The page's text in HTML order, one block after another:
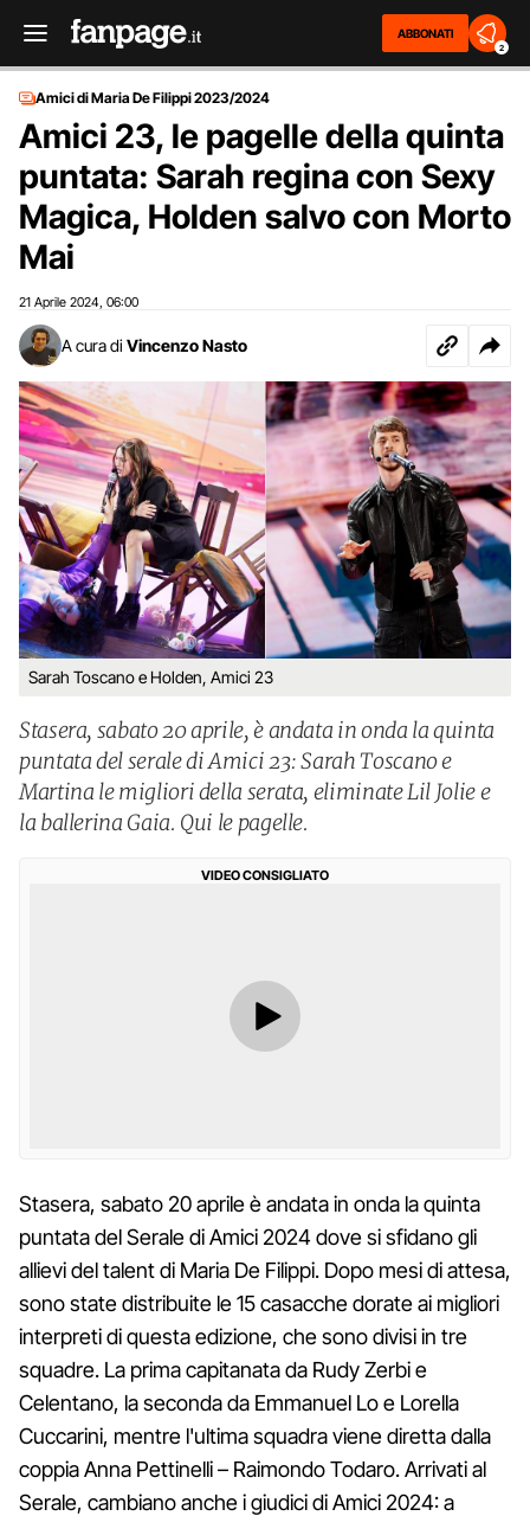
ABBONATI
2
Amici di Maria De Filippi 2023/2024
Amici 23, le pagelle della quinta
puntata: Sarah regina con Sexy
Magica, Holden salvo con Morto
Mai
21 Aprile 2024 06:00
A cura di Vincenzo Nasto
Sarah Toscano e Holden, Amici 23
Stasera, sabato 20 aprile, è andata in onda la quinta
puntata del serale di Amici 23: Sarah Toscano e
Martina le migliori della serata, eliminate Lil Jolie e
la ballerina Gaia. Qui le pagelle.
VIDEO CONSIGLIATO
Stasera, sabato 20 aprile è andata in onda la quinta
puntata del Serale di Amici 2024 dove si sfidano gli
allievi del talent di Maria De Filippi. Dopo mesi di attesa,
sono state distribuite le 15 casacche dorate ai migliori
interpreti di questa edizione, che sono divisi in tre
squadre. La prima capitanata da Rudy Zerbi e
Celentano, la seconda da Emmanuel Lo e Lorella
Cuccarini, mentre l'ultima squadra viene diretta dalla
coppia Anna Pettinelli – Raimondo Todaro. Arrivati al
Serale, cambiano anche i giudici di Amici 2024: a